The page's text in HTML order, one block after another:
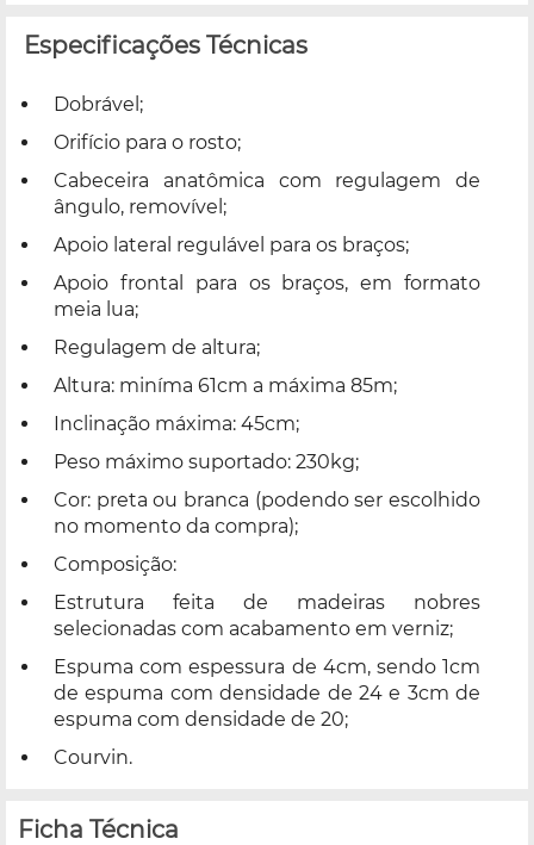
Especificações Técnicas
Dobrável;
Orifício para o rosto;
Cabeceira anatômica com regulagem de
ângulo, removível;
Apoio lateral regulável para os braços;
Apoio frontal para os braços, em formato
meia lua;
Regulagem de altura;
Altura: miníma 61cm a máxima 85m;
Inclinação máxima: 45cm;
Peso máximo suportado: 230kg;
Cor: preta ou branca (podendo ser escolhido
no momento da compra);
Composição:
Estrutura feita de madeiras nobres
selecionadas com acabamento em verniz;
Espuma com espessura de 4cm, sendo 1cm
de espuma com densidade de 24 e 3cm de
espuma com densidade de 20;
Courvin.
Ficha Técnica